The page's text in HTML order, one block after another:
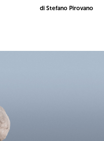
di Stefano Pirovano